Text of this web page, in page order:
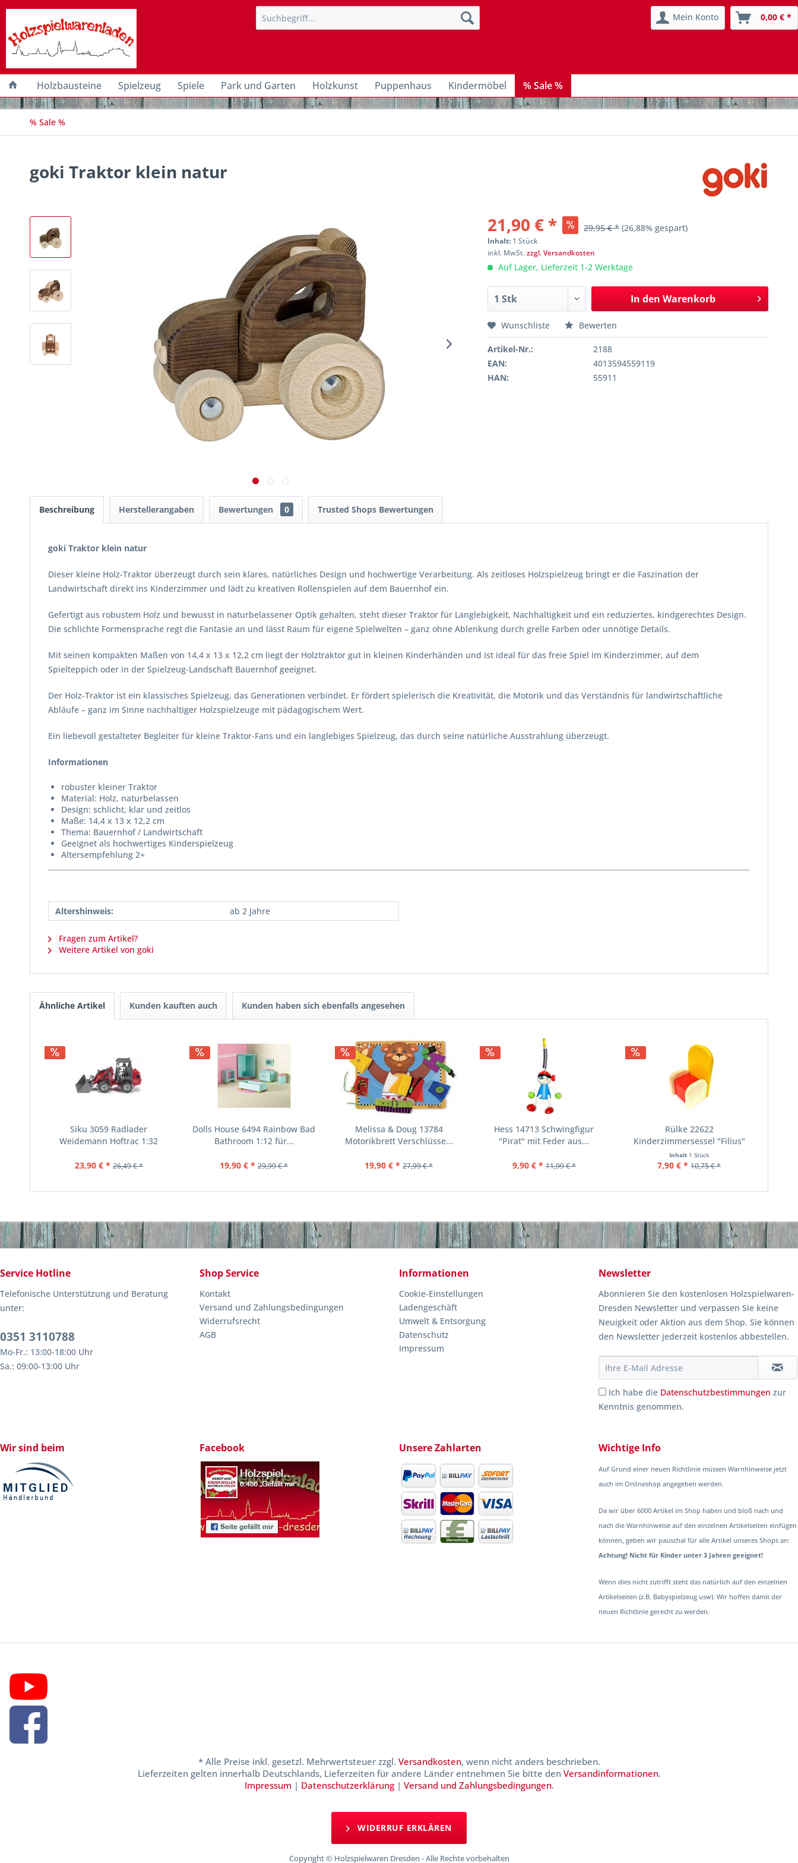
Mein Konto 0,00 € *
Holzbausteine Spielzeug Spiele Park und Garten Holzkunst Puppenhaus Kindermöbel % Sale %
% Sale %
goki Traktor klein natur
21,90 € * 29,95 € * (26,88% gespart)
Inhalt: 1 Stück
inkl. MwSt.zzgl. Versandkosten
Auf Lager, Lieferzeit 1-2 Werktage
In den Warenkorb
Wunschliste Bewerten
Artikel-Nr.:
2188
EAN:
4013594559119
HAN:
55911
Beschreibung Herstellerangaben Bewertungen 0 Trusted Shops Bewertungen
goki Traktor klein natur
Dieser kleine Holz-Traktor überzeugt durch sein klares, natürliches Design und hochwertige Verarbeitung. Als zeitloses Holzspielzeug bringt er die Faszination der
Landwirtschaft direkt ins Kinderzimmer und lädt zu kreativen Rollenspielen auf dem Bauernhof ein.
Gefertigt aus robustem Holz und bewusst in naturbelassener Optik gehalten, steht dieser Traktor für Langlebigkeit, Nachhaltigkeit und ein reduziertes, kindgerechtes Design.
Die schlichte Formensprache regt die Fantasie an und lässt Raum für eigene Spielwelten – ganz ohne Ablenkung durch grelle Farben oder unnötige Details.
Mit seinen kompakten Maßen von 14,4 x 13 x 12,2 cm liegt der Holztraktor gut in kleinen Kinderhänden und ist ideal für das freie Spiel im Kinderzimmer, auf dem
Spielteppich oder in der Spielzeug-Landschaft Bauernhof geeignet.
Der Holz-Traktor ist ein klassisches Spielzeug, das Generationen verbindet. Er fördert spielerisch die Kreativität, die Motorik und das Verständnis für landwirtschaftliche
Abläufe – ganz im Sinne nachhaltiger Holzspielzeuge mit pädagogischem Wert.
Ein liebevoll gestalteter Begleiter für kleine Traktor-Fans und ein langlebiges Spielzeug, das durch seine natürliche Ausstrahlung überzeugt.
Informationen
robuster kleiner Traktor
Material: Holz, naturbelassen
Design: schlicht, klar und zeitlos
Maße: 14,4 x 13 x 12,2 cm
Thema: Bauernhof / Landwirtschaft
Geeignet als hochwertiges Kinderspielzeug
Altersempfehlung 2+
Altershinweis: ab 2 Jahre
Fragen zum Artikel?
Weitere Artikel von goki
Ähnliche Artikel Kunden kauften auch Kunden haben sich ebenfalls angesehen
Siku 3059 Radlader
Weidemann Hoftrac 1:32
23,90 € * 26,49 € *
Dolls House 6494 Rainbow Bad
Bathroom 1:12 für...
19,90 € * 29,99 € *
Melissa & Doug 13784
Motorikbrett Verschlüsse...
19,90 € * 27,99 € *
Hess 14713 Schwingfigur
"Pirat" mit Feder aus...
9,90 € * 11,99 € *
Rülke 22622
Kinderzimmersessel "Filius"
aus...
Inhalt 1 Stück
7,90 € * 10,75 € *
Service Hotline
Telefonische Unterstützung und Beratung
unter:
0351 3110788
Mo-Fr.: 13:00-18:00 Uhr
Sa.: 09:00-13:00 Uhr
Shop Service
Kontakt
Versand und Zahlungsbedingungen
Widerrufsrecht
AGB
Informationen
Cookie-Einstellungen
Ladengeschäft
Umwelt & Entsorgung
Datenschutz
Impressum
Newsletter
Abonnieren Sie den kostenlosen Holzspielwaren-
Dresden Newsletter und verpassen Sie keine
Neuigkeit oder Aktion aus dem Shop. Sie können
den Newsletter jederzeit kostenlos abbestellen.
Ich habe die Datenschutzbestimmungen zur
Kenntnis genommen.
Wir sind beim Facebook Unsere Zahlarten Wichtige Info
Auf Grund einer neuen Richtlinie müssen Warnhinweise jetzt
auch im Onlineshop angegeben werden.
Da wir über 6000 Artikel im Shop haben und bloß nach und
nach die Warnhinweise auf den einzelnen Artikelseiten einfügen
können, geben wir pauschal für alle Artikel unseres Shops an:
Achtung! Nicht für Kinder unter 3 Jahren geeignet!
Wenn dies nicht zutrifft steht das natürlich auf den einzelnen
Artikelseiten (z.B. Babyspielzeug usw). Wir hoffen damit der
neuen Richtlinie gerecht zu werden.
* Alle Preise inkl. gesetzl. Mehrwertsteuer zzgl. Versandkosten, wenn nicht anders beschrieben.
Lieferzeiten gelten innerhalb Deutschlands, Lieferzeiten für andere Länder entnehmen Sie bitte den Versandinformationen.
Impressum | Datenschutzerklärung| Versand und Zahlungsbedingungen.
WIDERRUF ERKLÄREN
Copyright © Holzspielwaren Dresden - Alle Rechte vorbehalten